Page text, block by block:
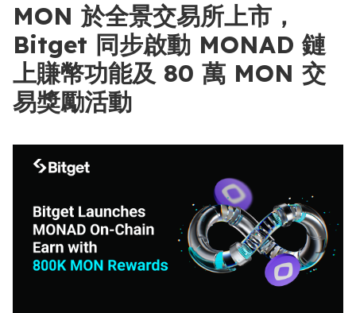
MON 於全景交易所上市，
Bitget 同步啟動 MONAD 鏈
上賺幣功能及 80 萬 MON 交
易獎勵活動